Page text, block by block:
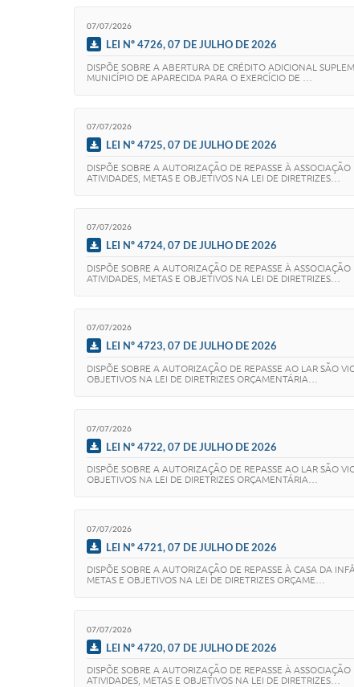
07/07/2026
LEI Nº 4726, 07 DE JULHO DE 2026
DISPÕE SOBRE A ABERTURA DE CRÉDITO ADICIONAL
MUNICÍPIO DE APARECIDA PARA O EXERCÍCIO DE …
07/07/2026
LEI Nº 4725, 07 DE JULHO DE 2026
DISPÕE SOBRE A AUTORIZAÇÃO DE REPASSE À
ATIVIDADES, METAS E OBJETIVOS NA LEI DE DIRETRIZES…
07/07/2026
LEI Nº 4724, 07 DE JULHO DE 2026
DISPÕE SOBRE A AUTORIZAÇÃO DE REPASSE À
ATIVIDADES, METAS E OBJETIVOS NA LEI DE DIRETRIZES…
07/07/2026
LEI Nº 4723, 07 DE JULHO DE 2026
DISPÕE SOBRE A AUTORIZAÇÃO DE REPASSE AO LAR SÃO
OBJETIVOS NA LEI DE DIRETRIZES ORÇAMENTÁRIA…
07/07/2026
LEI Nº 4722, 07 DE JULHO DE 2026
DISPÕE SOBRE A AUTORIZAÇÃO DE REPASSE AO LAR SÃO
OBJETIVOS NA LEI DE DIRETRIZES ORÇAMENTÁRIA…
07/07/2026
LEI Nº 4721, 07 DE JULHO DE 2026
DISPÕE SOBRE A AUTORIZAÇÃO DE REPASSE À CASA DA
METAS E OBJETIVOS NA LEI DE DIRETRIZES ORÇAME…
07/07/2026
LEI Nº 4720, 07 DE JULHO DE 2026
DISPÕE SOBRE A AUTORIZAÇÃO DE REPASSE À
ATIVIDADES, METAS E OBJETIVOS NA LEI DE DIRETRIZES…